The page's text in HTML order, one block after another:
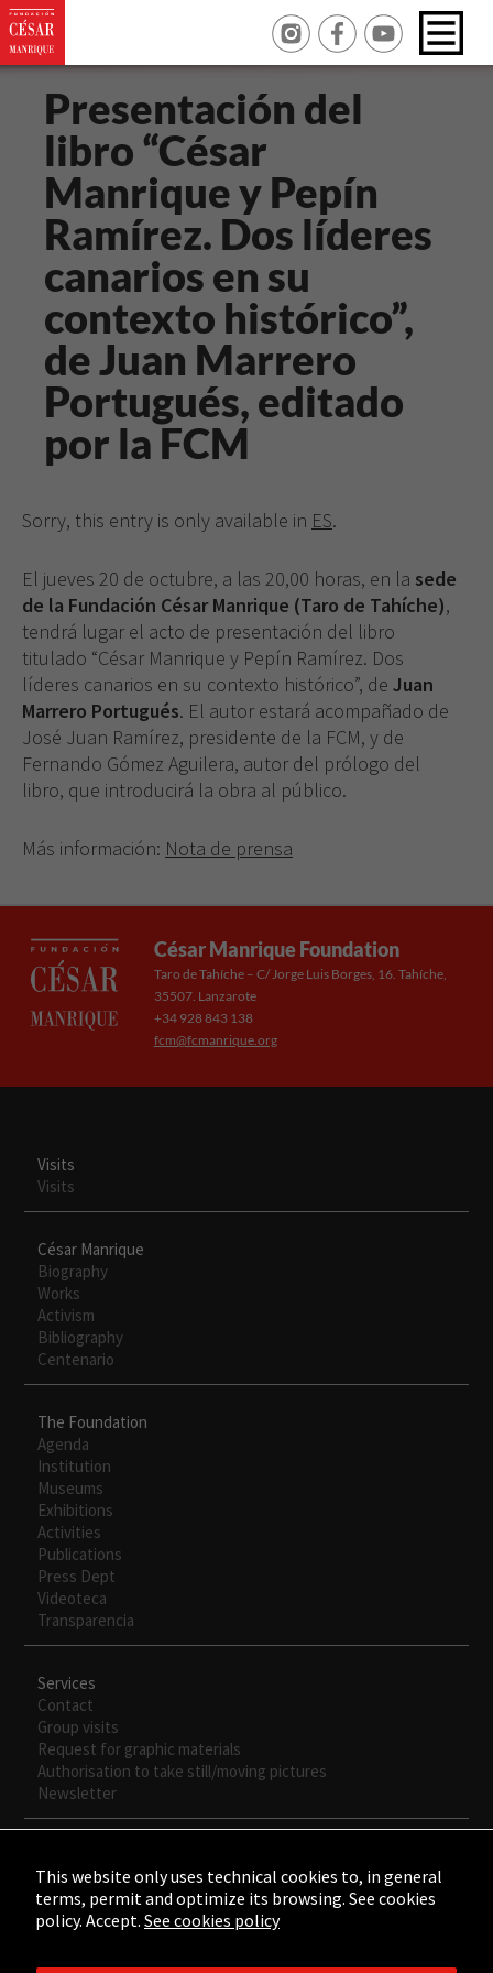
Presentación del
libro “César
Manrique y Pepín
Ramírez. Dos líderes
canarios en su
contexto histórico”,
de Juan Marrero
Portugués, editado
por la FCM
Sorry, this entry is only available in ES.
El jueves 20 de octubre, a las 20,00 horas, en la sede
de la Fundación César Manrique (Taro de Tahíche),
tendrá lugar el acto de presentación del libro
titulado “César Manrique y Pepín Ramírez. Dos
líderes canarios en su contexto histórico”, de Juan
Marrero Portugués. El autor estará acompañado de
José Juan Ramírez, presidente de la FCM, y de
Fernando Gómez Aguilera, autor del prólogo del
libro, que introducirá la obra al público.
Más información: Nota de prensa
César Manrique Foundation
Taro de Tahíche – C/ Jorge Luis Borges, 16. Tahíche,
35507. Lanzarote
+34 928 843 138
fcm@fcmanrique.org
Visits
Visits
César Manrique
Biography
Works
Activism
Bibliography
Centenario
The Foundation
Agenda
Institution
Museums
Exhibitions
Activities
Publications
Press Dept
Videoteca
Transparencia
Services
Contact
Group visits
Request for graphic materials
Authorisation to take still/moving pictures
Newsletter
This website only uses technical cookies to, in general
terms, permit and optimize its browsing. See cookies
policy. Accept. See cookies policy
funcione la
Experiencia
Para que
nuestra web